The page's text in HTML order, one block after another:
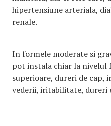
hipertensiune arteriala,
renale.
In formele moderate si
pot instala chiar la nivelul
superioare, dureri de cap,
vederii, iritabilitate, dureri